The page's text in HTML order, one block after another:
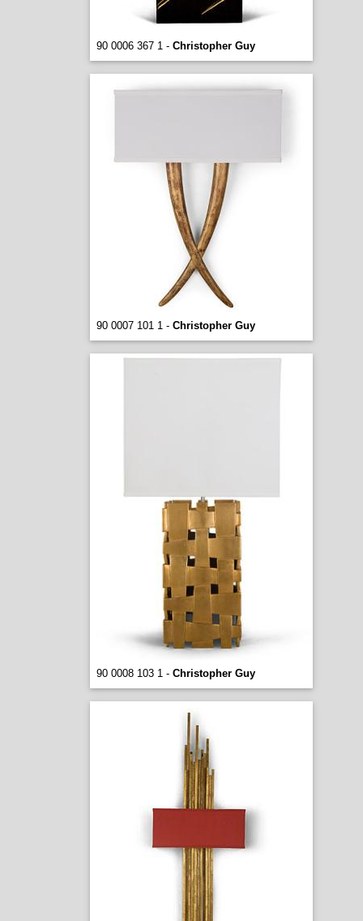
90 0006 367 1 - Christopher Guy
90 0007 101 1 - Christopher Guy
90 0008 103 1 - Christopher Guy